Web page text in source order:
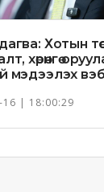
Хотын
хөрөнгө
мэдээлэх
16 | 18:00:29